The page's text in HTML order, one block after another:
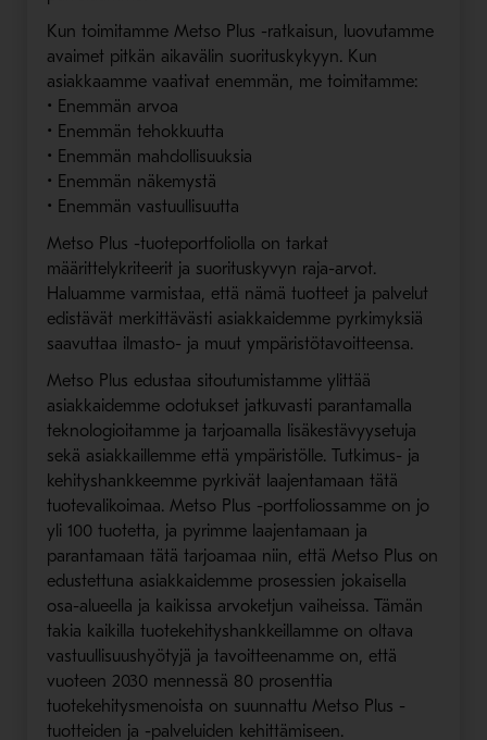
Kun toimitamme Metso Plus -ratkaisun, luovutamme
avaimet pitkän aikavälin suorituskykyyn. Kun
asiakkaamme vaativat enemmän, me toimitamme:
• Enemmän arvoa
• Enemmän tehokkuutta
• Enemmän mahdollisuuksia
• Enemmän näkemystä
• Enemmän vastuullisuutta
Metso Plus -tuoteportfoliolla on tarkat
määrittelykriteerit ja suorituskyvyn raja-arvot.
Haluamme varmistaa, että nämä tuotteet ja palvelut
edistävät merkittävästi asiakkaidemme pyrkimyksiä
saavuttaa ilmasto- ja muut ympäristötavoitteensa.
Metso Plus edustaa sitoutumistamme ylittää
asiakkaidemme odotukset jatkuvasti parantamalla
teknologioitamme ja tarjoamalla lisäkestävyysetuja
sekä asiakkaillemme että ympäristölle. Tutkimus- ja
kehityshankkeemme pyrkivät laajentamaan tätä
tuotevalikoimaa. Metso Plus -portfoliossamme on jo
yli 100 tuotetta, ja pyrimme laajentamaan ja
parantamaan tätä tarjoamaa niin, että Metso Plus on
edustettuna asiakkaidemme prosessien jokaisella
osa-alueella ja kaikissa arvoketjun vaiheissa. Tämän
takia kaikilla tuotekehityshankkeillamme on oltava
vastuullisuushyötyjä ja tavoitteenamme on, että
vuoteen 2030 mennessä 80 prosenttia
tuotekehitysmenoista on suunnattu Metso Plus -
tuotteiden ja -palveluiden kehittämiseen.